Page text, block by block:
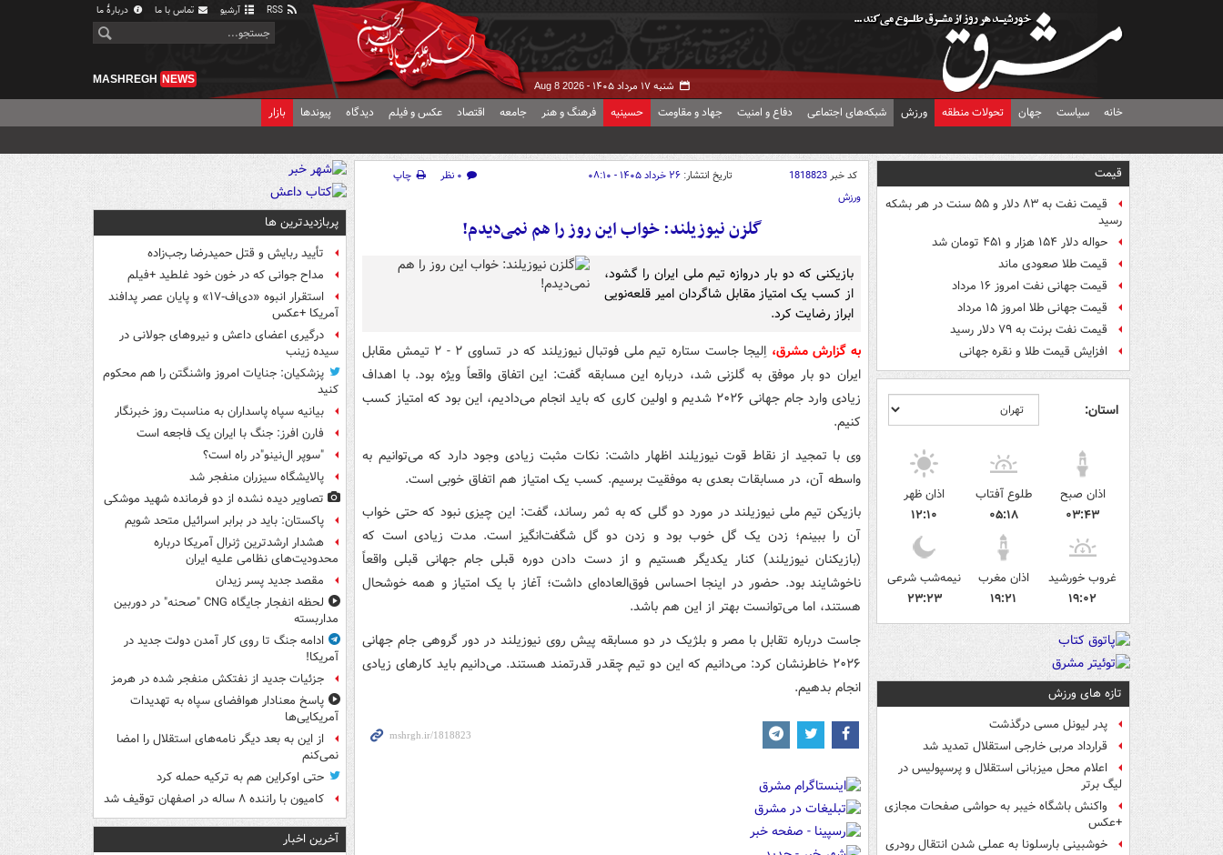
آرشیو تماس با ما دربارهٔ ما
شنبه ۱۷ مرداد ۱۴۰۵ - Aug 8 2026
MASHREGH NEWS
خانه سیاست جهان تحولات منطقه ورزش شبکه‌های اجتماعی دفاع و امنیت جهاد و مقاومت حسینیه فرهنگ و هنر جامعه اقتصاد عکس و فیلم دیدگاه پیوندها بازار
قیمت
قیمت نفت به ۸۳ دلار و ۵۵ سنت در هر بشکه
رسید
حواله دلار ۱۵۴ هزار و ۴۵۱ تومان شد
قیمت طلا صعودی ماند
قیمت جهانی نفت امروز ۱۶ مرداد
قیمت جهانی طلا امروز ۱۵ مرداد
قیمت نفت برنت به ۷۹ دلار رسید
افزایش قیمت طلا و نقره جهانی
استان:
اذان صبح
۰۳:۴۳
طلوع آفتاب
۰۵:۱۸
اذان ظهر
۱۲:۱۰
غروب خورشید
۱۹:۰۲
اذان مغرب
۱۹:۲۱
نیمه‌شب شرعی
۲۳:۲۳
تازه های ورزش
پدر لیونل مسی درگذشت
قرارداد مربی خارجی استقلال تمدید شد
اعلام محل میزبانی استقلال و پرسپولیس در
لیگ برتر
واکنش باشگاه خیبر به حواشی صفحات مجازی
+عکس
خوشبینی بارسلونا به عملی شدن انتقال رودری
کد خبر1818823 تاریخ انتشار: ۲۶ خرداد ۱۴۰۵ - ۰۸:۱۰ ۰ نظر
چاپ
ورزش
گلزن نیوزیلند: خواب این روز را هم نمی‌دیدم!
بازیکنی که دو بار دروازه تیم ملی ایران را گشود،
از کسب یک امتیاز مقابل شاگردان امیر قلعه‌نویی
ابراز رضایت کرد.
به گزارش مشرق،
اِلیجا جاست ستاره تیم ملی فوتبال نیوزیلند که در تساوی ۲ - ۲ تیمش مقابل
ایران دو بار موفق به گلزنی شد، درباره این مسابقه گفت: این اتفاق واقعاً ویژه بود. با اهداف
زیادی وارد جام جهانی ۲۰۲۶ شدیم و اولین کاری که باید انجام می‌دادیم، این بود که امتیاز کسب
کنیم.
وی با تمجید از نقاط قوت نیوزیلند اظهار داشت: نکات مثبت زیادی وجود دارد که می‌توانیم به
واسطه آن، در مسابقات بعدی به موفقیت برسیم. کسب یک امتیاز هم اتفاق خوبی است.
بازیکن تیم ملی نیوزیلند در مورد دو گلی که به ثمر رساند، گفت: این چیزی نبود که حتی خواب
آن را ببینم؛ زدن یک گل خوب بود و زدن دو گل شگفت‌انگیز است. مدت زیادی است که
(بازیکنان نیوزیلند) کنار یکدیگر هستیم و از دست دادن دوره قبلی جام جهانی قبلی واقعاً
ناخوشایند بود. حضور در اینجا احساس فوق‌العاده‌ای داشت؛ آغاز با یک امتیاز و همه خوشحال
هستند، اما می‌توانست بهتر از این هم باشد.
جاست درباره تقابل با مصر و بلژیک در دو مسابقه پیش روی نیوزیلند در دور گروهی جام جهانی
۲۰۲۶ خاطرنشان کرد: می‌دانیم که این دو تیم چقدر قدرتمند هستند. می‌دانیم باید کارهای زیادی
انجام بدهیم.
پربازدیدترین ها
تأیید ربایش و قتل حمیدرضا رجب‌زاده
مداح جوانی که در خون خود غلطید +فیلم
استقرار انبوه «دی‌اف‑۱۷» و پایان عصر پدافند
آمریکا +عکس
درگیری اعضای داعش و نیروهای جولانی در
سیده زینب
پزشکیان: جنایات امروز واشنگتن را هم محکوم
کنید
بیانیه سپاه پاسداران به مناسبت روز خبرنگار
فارن افرز: جنگ با ایران یک فاجعه است
"سوپر ال‌نینو"در راه است؟
پالایشگاه سیزران منفجر شد
تصاویر دیده‌ نشده از دو فرمانده شهید موشکی
پاکستان: باید در برابر اسرائیل متحد شویم
هشدار ارشدترین ژنرال آمریکا درباره
محدودیت‌های نظامی علیه ایران
مقصد جدید پسر زیدان
لحظه انفجار جایگاه CNG "صحنه" در دوربین
مداربسته
ادامه جنگ تا روی کار آمدن دولت جدید در
آمریکا!
جزئیات جدید از نفتکش منفجر شده در هرمز
پاسخ معنادار هوافضای سپاه به تهدیدات
آمریکایی‌ها
از این به بعد دیگر نامه‌های استقلال را امضا
نمی‌کنم
حتی اوکراین هم به ترکیه حمله کرد
کامیون با راننده ۸ ساله در اصفهان توقیف شد
آخرین اخبار